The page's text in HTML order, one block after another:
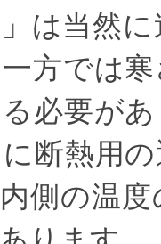
は当然
方では
必要が
断熱用
側の温